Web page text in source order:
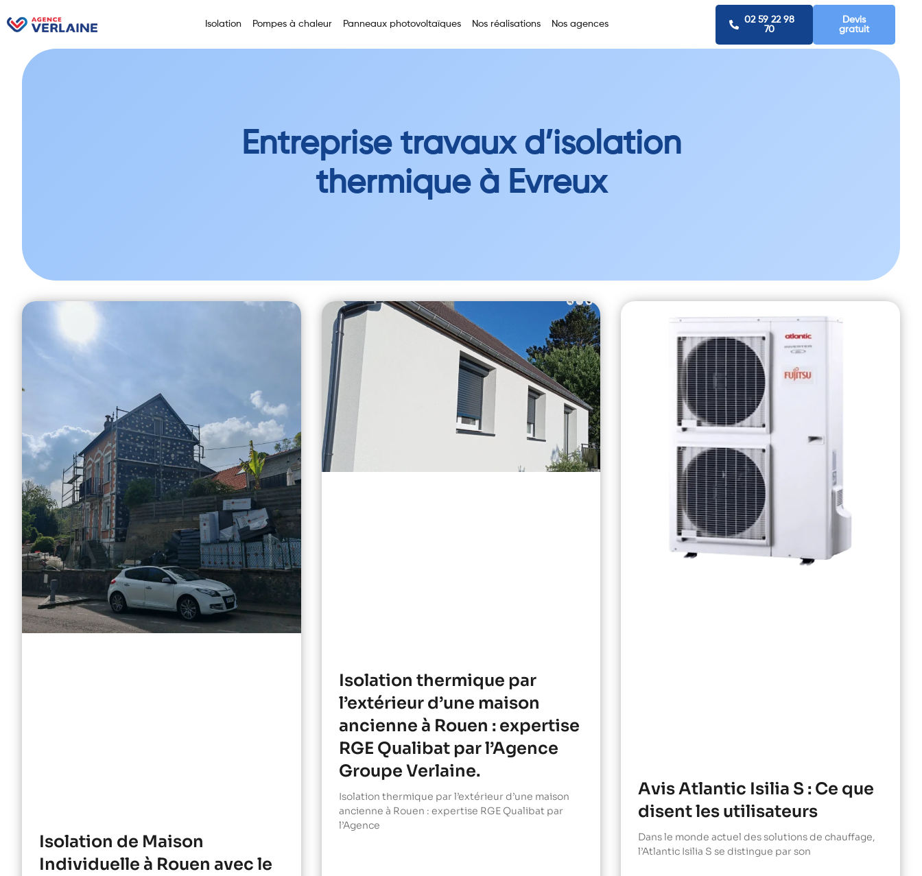
Isolation Pompes à chaleur Panneaux photovoltaïques Nos réalisations Nos agences
02 59 22 98
70
Devis
gratuit
Entreprise travaux d’isolation
thermique à Evreux
Isolation de Maison
Individuelle à Rouen avec le
Isolation thermique par
l’extérieur d’une maison
ancienne à Rouen : expertise
RGE Qualibat par l’Agence
Groupe Verlaine.
Isolation thermique par l’extérieur d’une maison
ancienne à Rouen : expertise RGE Qualibat par
l’Agence
Avis Atlantic Isilia S : Ce que
disent les utilisateurs
Dans le monde actuel des solutions de chauffage,
l’Atlantic Isilia S se distingue par son